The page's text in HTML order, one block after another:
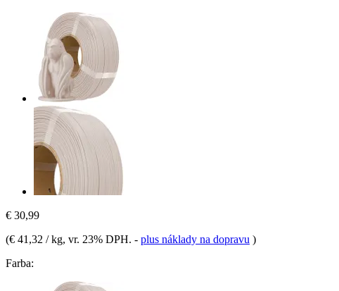
€ 30,99
(€ 41,32 / kg, vr. 23% DPH. - plus náklady na dopravu )
Farba: